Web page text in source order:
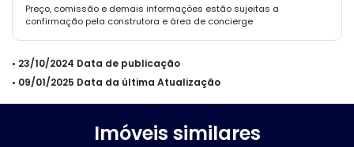
Preço, comissão e demais informações estão sujeitas a
confirmação pela construtora e área de concierge
• 23/10/2024 Data de publicação
• 09/01/2025 Data da última Atualização
Imóveis similares